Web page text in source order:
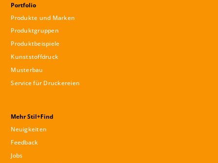
Portfolio
Produkte und Marken
Produktgruppen
Produktbeispiele
Kunststoffdruck
Musterbau
Service für Druckereien
Mehr Stil+Find
Neuigkeiten
Feedback
Jobs